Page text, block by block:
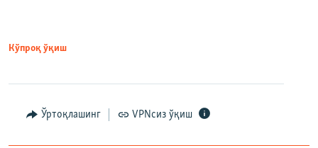
Кўпроқ ўқиш
Ўртоқлашинг VPNсиз ўқиш